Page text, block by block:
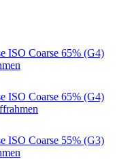
ISO Coarse 65% (G4)
ISO Coarse 65% (G4)
ISO Coarse 55% (G3)